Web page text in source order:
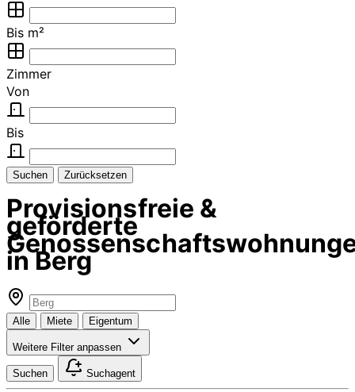
Bis m²
Zimmer
Von
Bis
Suchen Zurücksetzen
Provisionsfreie &
geförderte
in Berg
Alle Miete Eigentum
Weitere Filter anpassen
Suchen Suchagent